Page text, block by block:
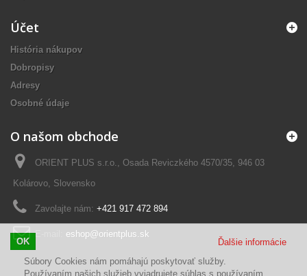
OK
Ďalšie informácie
Súbory Cookies nám pomáhajú poskytovať služby.
Používaním našich služieb vyjadrujete súhlas s používaním
Účet
História nákupov
Dobropisy
Adresy
Osobné údaje
O našom obchode
ORIENT PLUS s.r.o., Osada Reviczkého 4570/35, 946 03
Kolárovo, Slovensko
Zavolajte nám: +421 917 472 894
E-mail: eshop@orientplus.sk